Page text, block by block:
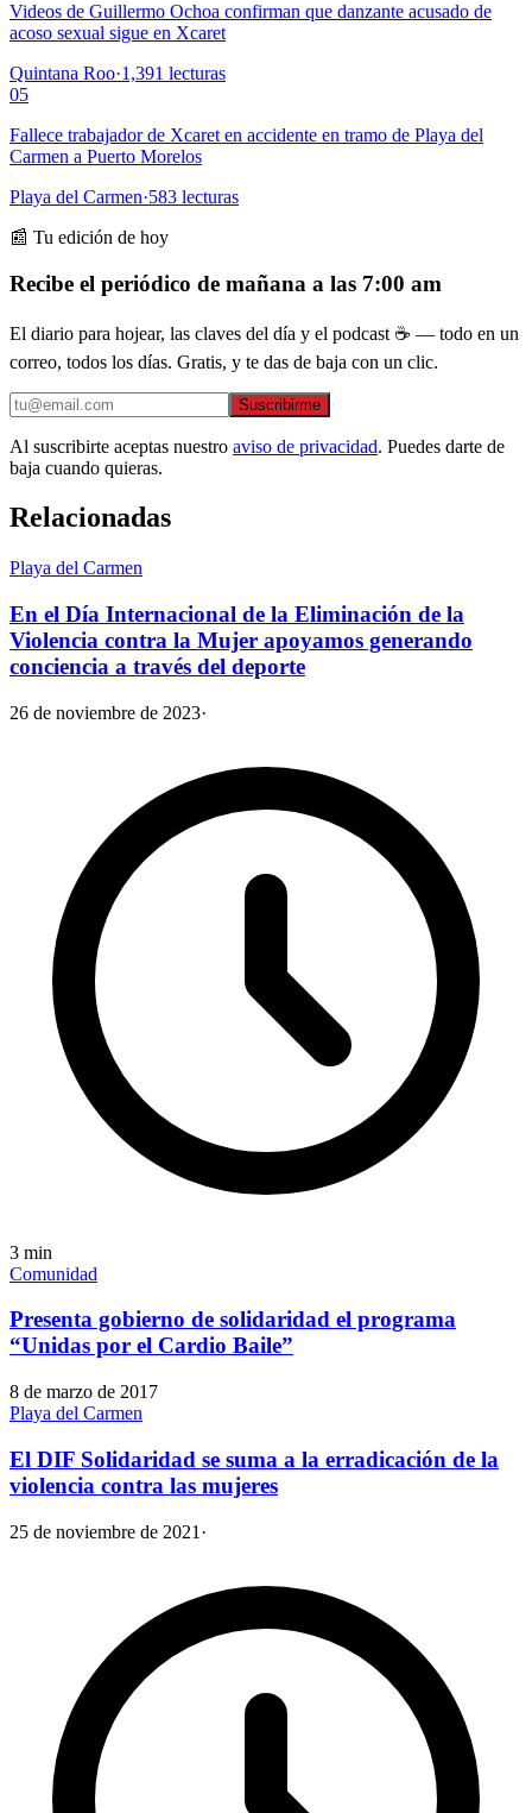
Videos de Guillermo Ochoa confirman que danzante acusado de
acoso sexual sigue en Xcaret
Quintana Roo·1,391 lecturas
05
Fallece trabajador de Xcaret en accidente en tramo de Playa del
Carmen a Puerto Morelos
Playa del Carmen·583 lecturas
📰 Tu edición de hoy
Recibe el periódico de mañana a las 7:00 am
El diario para hojear, las claves del día y el podcast ☕ — todo en un
correo, todos los días. Gratis, y te das de baja con un clic.
Suscribirme
Al suscribirte aceptas nuestro aviso de privacidad. Puedes darte de
baja cuando quieras.
Relacionadas
Playa del Carmen
En el Día Internacional de la Eliminación de la
Violencia contra la Mujer apoyamos generando
conciencia a través del deporte
26 de noviembre de 2023·
3 min
Comunidad
Presenta gobierno de solidaridad el programa
“Unidas por el Cardio Baile”
8 de marzo de 2017
Playa del Carmen
El DIF Solidaridad se suma a la erradicación de la
violencia contra las mujeres
25 de noviembre de 2021 ·